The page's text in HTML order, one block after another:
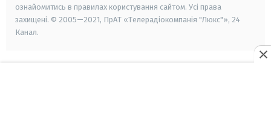
ознайомитись в правилах користування сайтом. Усі права
захищені. © 2005—2021, ПрАТ «Телерадіокомпанія "Люкс"», 24
Канал.